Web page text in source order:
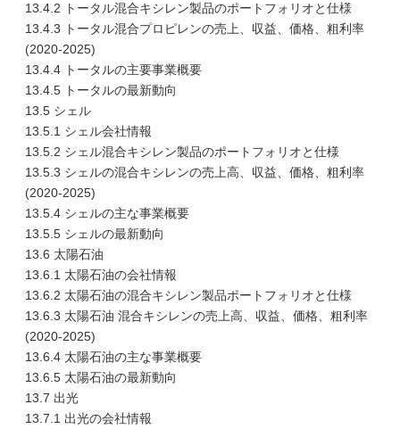
13.4.2 トータル混合キシレン製品のポートフォリオと仕様
13.4.3 トータル混合プロピレンの売上、収益、価格、粗利率
(2020-2025)
13.4.4 トータルの主要事業概要
13.4.5 トータルの最新動向
13.5 シェル
13.5.1 シェル会社情報
13.5.2 シェル混合キシレン製品のポートフォリオと仕様
13.5.3 シェルの混合キシレンの売上高、収益、価格、粗利率
(2020-2025)
13.5.4 シェルの主な事業概要
13.5.5 シェルの最新動向
13.6 太陽石油
13.6.1 太陽石油の会社情報
13.6.2 太陽石油の混合キシレン製品ポートフォリオと仕様
13.6.3 太陽石油 混合キシレンの売上高、収益、価格、粗利率
(2020-2025)
13.6.4 太陽石油の主な事業概要
13.6.5 太陽石油の最新動向
13.7 出光
13.7.1 出光の会社情報